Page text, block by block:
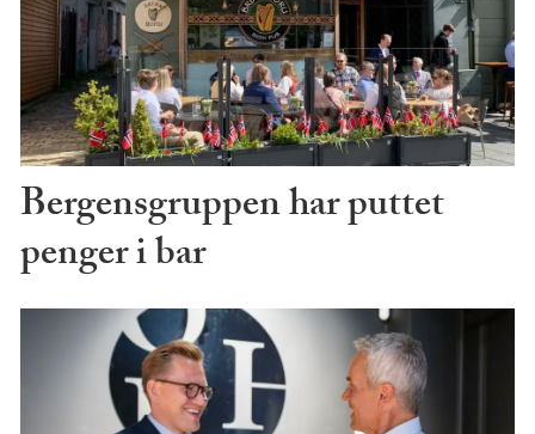
Bergensgruppen har puttet
penger i bar